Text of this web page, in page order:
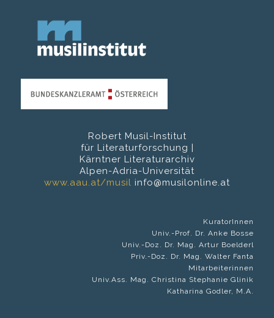
Robert Musil-Institut
für Literaturforschung |
Kärntner Literaturarchiv
Alpen-Adria-Universität
www.aau.at/musil info@musilonline.at
KuratorInnen
Univ.-Prof. Dr. Anke Bosse
Univ.-Doz. Dr. Mag. Artur Boelderl
Priv.-Doz. Dr. Mag. Walter Fanta
Mitarbeiterinnen
Univ.Ass. Mag. Christina Stephanie Glinik
Katharina Godler, M.A.